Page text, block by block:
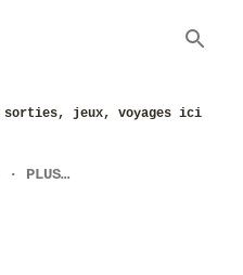
jeux, voyages ici
PLUS…